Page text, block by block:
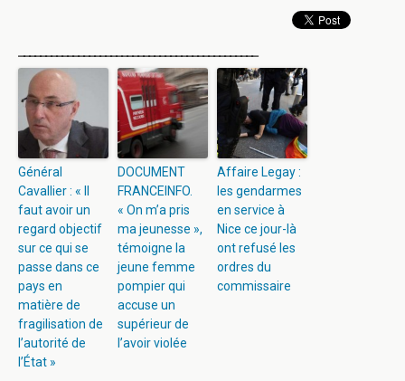
Général
Cavallier : « Il
faut avoir un
regard objectif
sur ce qui se
passe dans ce
pays en
matière de
fragilisation de
l’autorité de
l’État »
DOCUMENT
FRANCEINFO.
« On m’a pris
ma jeunesse »,
témoigne la
jeune femme
pompier qui
accuse un
supérieur de
l’avoir violée
Affaire Legay :
les gendarmes
en service à
Nice ce jour-là
ont refusé les
ordres du
commissaire